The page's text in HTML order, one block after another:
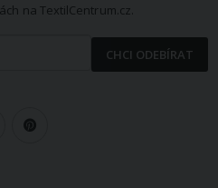
na TextilCentrum.cz.
CHCI ODEBÍRAT